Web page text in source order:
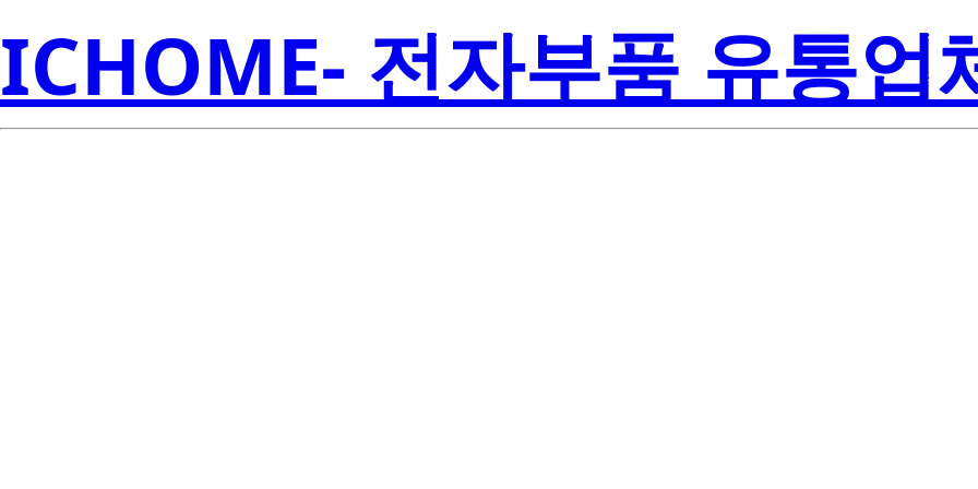
ICHOME- 전자부품 유통업